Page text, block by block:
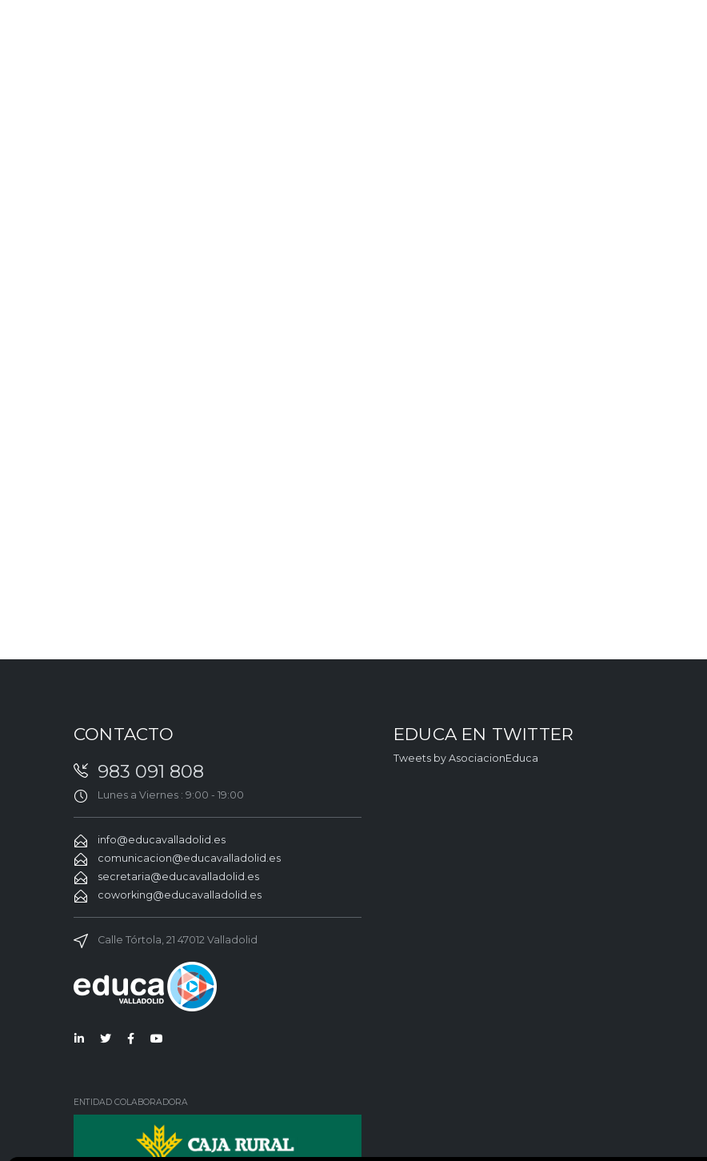
CONTACTO
983 091 808
Lunes a Viernes : 9:00 - 19:00
info@educavalladolid.es
comunicacion@educavalladolid.es
secretaria@educavalladolid.es
coworking@educavalladolid.es
Calle Tórtola, 21 47012 Valladolid
ENTIDAD COLABORADORA
EDUCA EN TWITTER
Tweets by AsociacionEduca